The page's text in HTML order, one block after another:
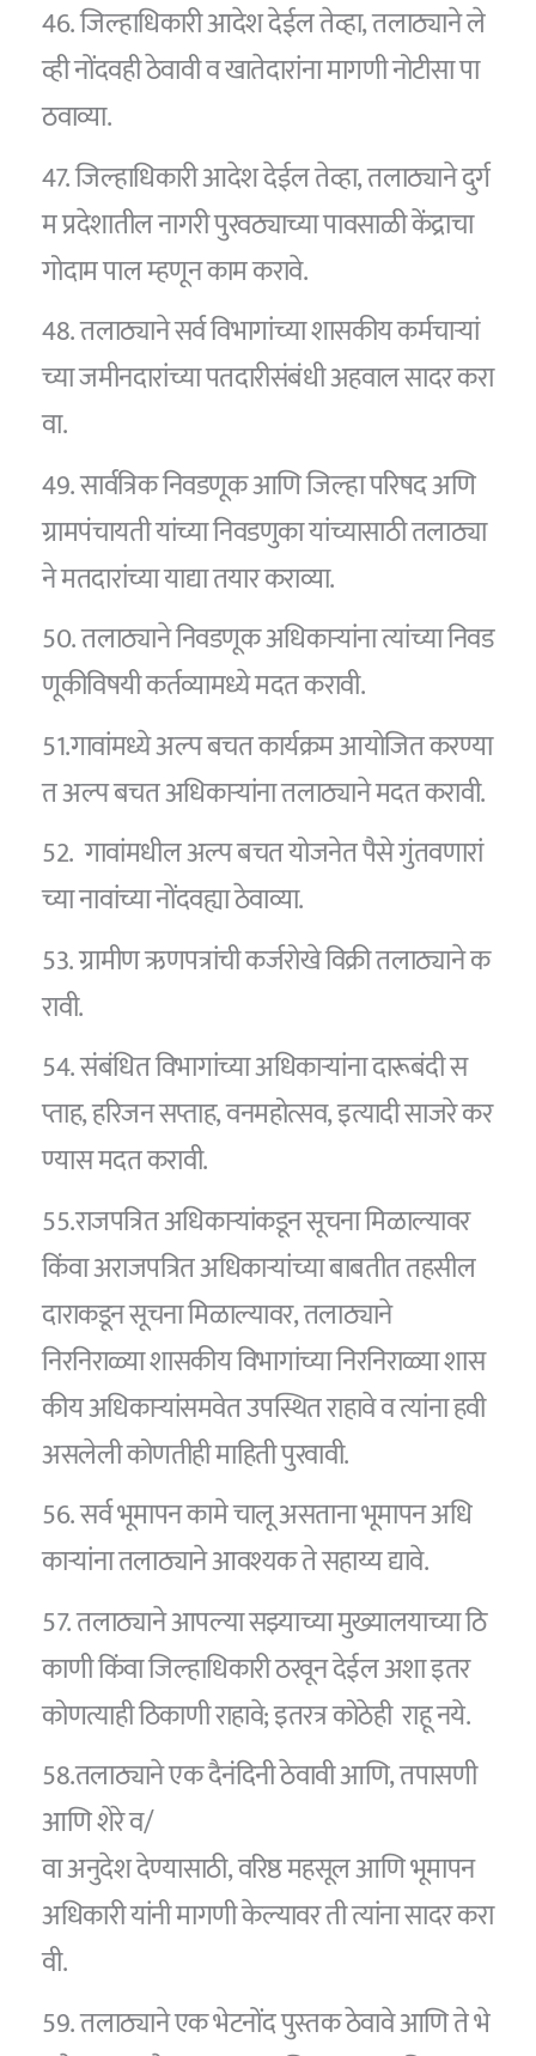
46. जिल्हाधिकारी आदेश देईल तेव्हा, तलाठ्याने ले
व्ही नोंदवही ठेवावी व खातेदारांना मागणी नोटीसा पा
ठवाव्या.
47. जिल्हाधिकारी आदेश देईल तेव्हा, तलाठ्याने दुर्ग
म प्रदेशातील नागरी पुरवठ्याच्या पावसाळी केंद्राचा
गोदाम पाल म्हणून काम करावे.
48. तलाठ्याने सर्व विभागांच्या शासकीय कर्मचार्‍यां
च्या जमीनदारांच्या पतदारीसंबंधी अहवाल सादर करा
वा.
49. सार्वत्रिक निवडणूक आणि जिल्हा परिषद अणि
ग्रामपंचायती यांच्या निवडणुका यांच्यासाठी तलाठ्या
ने मतदारांच्या याद्या तयार कराव्या.
50. तलाठ्याने निवडणूक अधिकार्‍यांना त्यांच्या निवड
णूकीविषयी कर्तव्यामध्ये मदत करावी.
51.गावांमध्ये अल्प बचत कार्यक्रम आयोजित करण्या
त अल्प बचत अधिकार्‍यांना तलाठ्याने मदत करावी.
52. गावांमधील अल्प बचत योजनेत पैसे गुंतवणारां
च्या नावांच्या नोंदवह्या ठेवाव्या.
53. ग्रामीण ऋणपत्रांची कर्जरोखे विक्री तलाठ्याने क
रावी.
54. संबंधित विभागांच्या अधिकाऱ्यांना दारूबंदी स
प्ताह, हरिजन सप्ताह, वनमहोत्सव, इत्यादी साजरे कर
ण्यास मदत करावी.
55.राजपत्रित अधिकार्‍यांकडून सूचना मिळाल्यावर
किंवा अराजपत्रित अधिकार्‍यांच्या बाबतीत तहसील
दाराकडून सूचना मिळाल्यावर, तलाठ्याने
निरनिराळ्या शासकीय विभागांच्या निरनिराळ्या शास
कीय अधिकार्‍यांसमवेत उपस्थित राहावे व त्यांना हवी
असलेली कोणतीही माहिती पुरवावी.
56. सर्व भूमापन कामे चालू असताना भूमापन अधि
कार्‍यांना तलाठ्याने आवश्यक ते सहाय्य द्यावे.
57. तलाठ्याने आपल्या सझ्याच्या मुख्यालयाच्या ठि
काणी किंवा जिल्हाधिकारी ठरवून देईल अशा इतर
कोणत्याही ठिकाणी राहावे; इतरत्र कोठेही राहू नये.
58.तलाठ्याने एक दैनंदिनी ठेवावी आणि, तपासणी
आणि शेरे व/
वा अनुदेश देण्यासाठी, वरिष्ठ महसूल आणि भूमापन
अधिकारी यांनी मागणी केल्यावर ती त्यांना सादर करा
वी.
59. तलाठ्याने एक भेटनोंद पुस्तक ठेवावे आणि ते भे